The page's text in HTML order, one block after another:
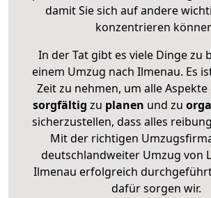
damit Sie sich auf andere
konzentrieren
In der Tat gibt es viele Dinge zu
einem Umzug nach Ilmenau. Es
Zeit zu nehmen, um alle
sorgfältig zu planen und zu
sicherzustellen, dass alles
Mit der richtigen
deutschlandweiter Umzug von
Ilmenau erfolgreich
dafür sorgen wir.